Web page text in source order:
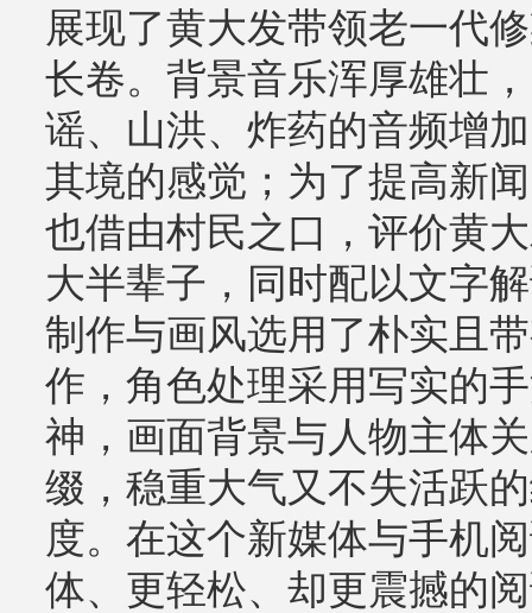
展现了黄大发带领老一代
长卷。背景音乐浑厚雄壮
谣、山洪、炸药的音频增
其境的感觉；为了提高新
也借由村民之口，评价黄
大半辈子，同时配以文字
制作与画风选用了朴实且
作，角色处理采用写实的
神，画面背景与人物主体
缀，稳重大气又不失活跃
度。在这个新媒体与手机
体、更轻松、却更震撼的